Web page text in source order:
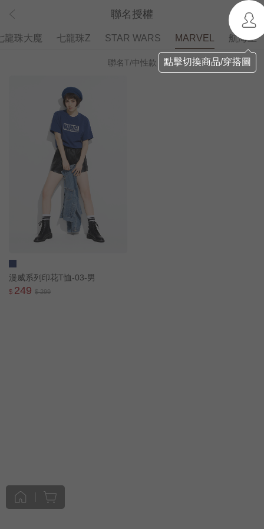
聯名授權
龍珠大魔 七龍珠Z STAR WARS MARVEL 航海王
聯名T/中性款
漫威系列印花T恤-03-男
$ 249 $ 299
點擊切換商品/穿搭圖